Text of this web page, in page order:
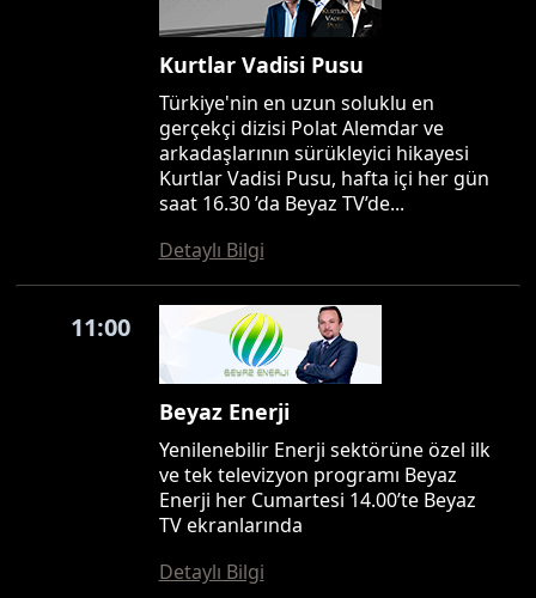
Kurtlar Vadisi Pusu
Türkiye'nin en uzun soluklu en
gerçekçi dizisi Polat Alemdar ve
arkadaşlarının sürükleyici hikayesi
Kurtlar Vadisi Pusu, hafta içi her gün
saat 16.30 ’da Beyaz TV’de...
Detaylı Bilgi
11:00
Beyaz Enerji
Yenilenebilir Enerji sektörüne özel ilk
ve tek televizyon programı Beyaz
Enerji her Cumartesi 14.00’te Beyaz
TV ekranlarında
Detaylı Bilgi